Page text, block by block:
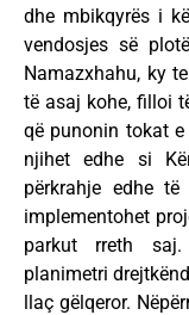
dhe mbikqyrës i
vendosjes së
Namazxhahu, ky
të asaj kohe, filloi
që punonin tokat e
njihet edhe si
përkrahje edhe
implementohet
parkut rreth saj.
planimetri
llaç gëlqeror.